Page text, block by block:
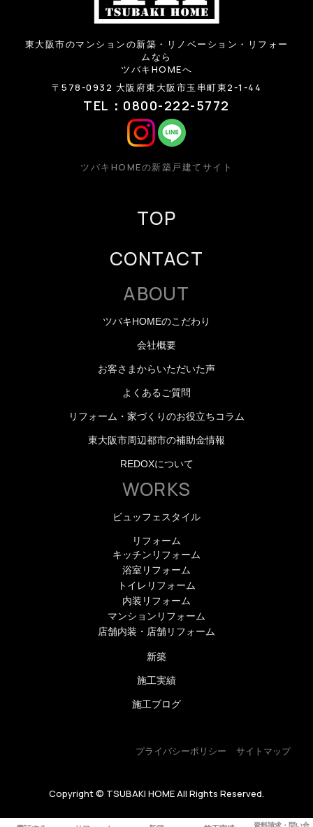
資料請求・問い合
東大阪市のマンションの新築・リノベーション・リフォー
ムなら
ツバキHOMEへ
〒578-0932 大阪府東大阪市玉串町東2-1-44
TEL：0800-222-5772
ツバキHOMEの新築戸建てサイト
TOP
CONTACT
ABOUT
ツバキHOMEのこだわり
会社概要
お客さまからいただいた声
よくあるご質問
リフォーム・家づくりのお役立ちコラム
東大阪市周辺都市の補助金情報
REDOXについて
WORKS
ビュッフェスタイル
リフォーム
キッチンリフォーム
浴室リフォーム
トイレリフォーム
内装リフォーム
マンションリフォーム
店舗内装・店舗リフォーム
新築
施工実績
施工ブログ
プライバシーポリシー サイトマップ
Copyright © TSUBAKI HOME All Rights Reserved.